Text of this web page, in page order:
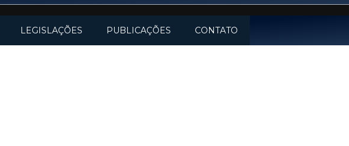
LEGISLAÇÕES PUBLICAÇÕES CONTATO